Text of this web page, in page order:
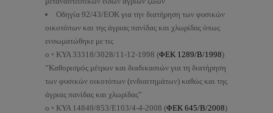
Οδηγία 92/43/ΕΟΚ για την διατήρηση των φυσικών
οικοτόπων και της άγριας πανίδας και χλωρίδας όπως
ενσωματώθηκε με τις
o ◦ ΚΥΑ 33318/3028/11-12-1998 (ΦΕΚ 1289/Β/1998)
“Καθορισμός μέτρων και διαδικασιών για τη διατήρηση
των φυσικών οικοτόπων (ενδιαιτημάτων) καθώς και της
άγριας πανίδας και χλωρίδας”
o ◦ ΚΥΑ 14849/853/Ε103/4-4-2008 (ΦΕΚ 645/Β/2008)